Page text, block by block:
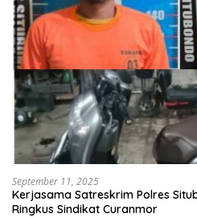
September 11, 2025
Kerjasama Satreskrim Polres
Ringkus Sindikat Curanmor